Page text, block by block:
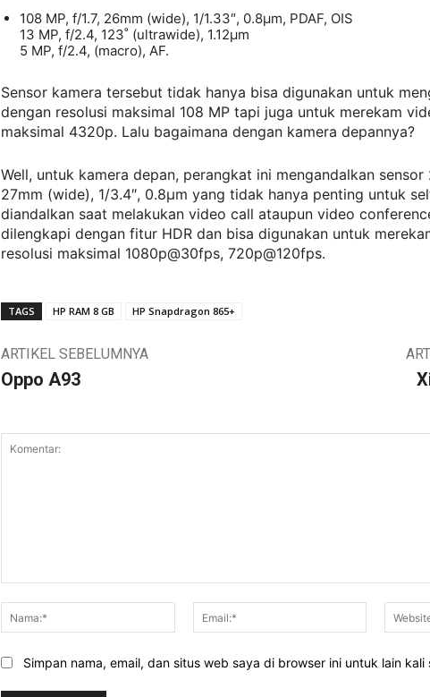
108 MP, f/1.7, 26mm (wide), 1/1.33″, 0.8µm, PDAF, OIS
13 MP, f/2.4, 123˚ (ultrawide), 1.12µm
5 MP, f/2.4, (macro), AF.
Sensor kamera tersebut tidak hanya bisa digunakan untuk
dengan resolusi maksimal 108 MP tapi juga untuk merekam
maksimal 4320p. Lalu bagaimana dengan kamera depannya?
Well, untuk kamera depan, perangkat ini mengandalkan sensor
27mm (wide), 1/3.4″, 0.8µm yang tidak hanya penting untuk
diandalkan saat melakukan video call ataupun video
dilengkapi dengan fitur HDR dan bisa digunakan untuk
resolusi maksimal 1080p@30fps, 720p@120fps.
TAGS HP RAM 8 GB HP Snapdragon 865+
ARTIKEL SEBELUMNYA
Oppo A93
Nama:*
Email:*
Simpan nama, email, dan situs web saya di browser ini untuk lain kali